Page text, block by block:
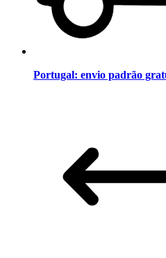
Portugal: envio padrão